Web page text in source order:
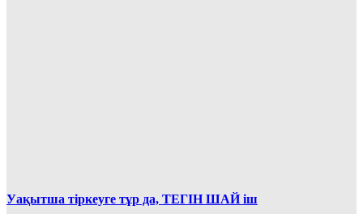
Уақытша тіркеуге тұр да, ТЕГІН ШАЙ іш